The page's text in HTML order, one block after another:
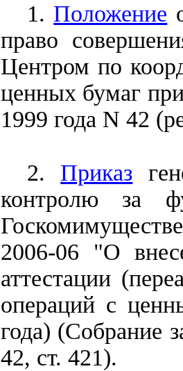
1. Положение
право
Центром по
ценных бумаг
1999 года N 42
2. Приказ
контролю за
2006-06 "О
аттестации
операций с
года) (Собрание
42, ст. 421).